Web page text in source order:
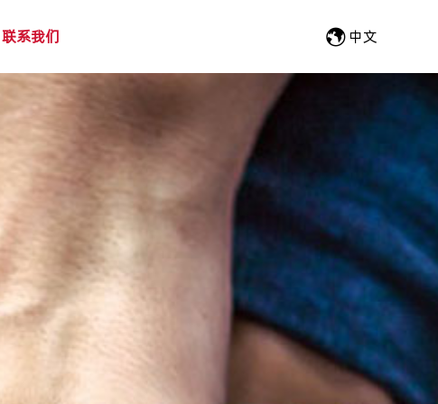
联系我们 中文